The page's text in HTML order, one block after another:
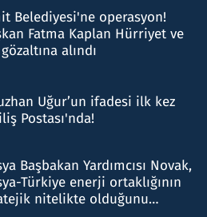
Belediyesi'ne operasyon!
Fatma Kaplan Hürriyet ve
alındı
Uğur’un ifadesi ilk kez
Postası'nda!
Başbakan Yardımcısı Novak,
Türkiye enerji ortaklığının
nitelikte olduğunu